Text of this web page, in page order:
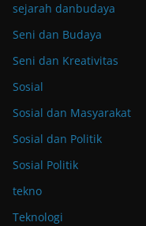
sejarah danbudaya
Seni dan Budaya
Seni dan Kreativitas
Sosial
Sosial dan Masyarakat
Sosial dan Politik
Sosial Politik
tekno
Teknologi